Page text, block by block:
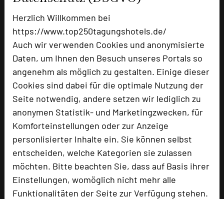
Herzlich Willkommen bei
https://www.top250tagungshotels.de/
Auch wir verwenden Cookies und anonymisierte
Daten, um Ihnen den Besuch unseres Portals so
angenehm als möglich zu gestalten. Einige dieser
Cookies sind dabei für die optimale Nutzung der
Seite notwendig, andere setzen wir lediglich zu
anonymen Statistik- und Marketingzwecken, für
Komforteinstellungen oder zur Anzeige
personlisierter Inhalte ein. Sie können selbst
entscheiden, welche Kategorien sie zulassen
möchten. Bitte beachten Sie, dass auf Basis ihrer
Einstellungen, womöglich nicht mehr alle
Funktionalitäten der Seite zur Verfügung stehen.
Besonders geeignet für
Seminar, Konferenz, Klausur, Event
1026 Seiten dieses Hotels wurden in den
vergangenen 30 Tagen auf diesem Portal aufgerufen.
Impressum zum Hotel